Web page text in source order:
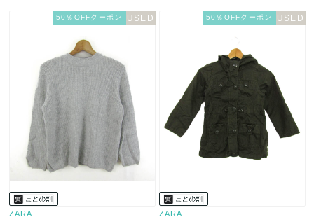
50％OFFクーポン
ZARA
50％OFFクーポン
ZARA